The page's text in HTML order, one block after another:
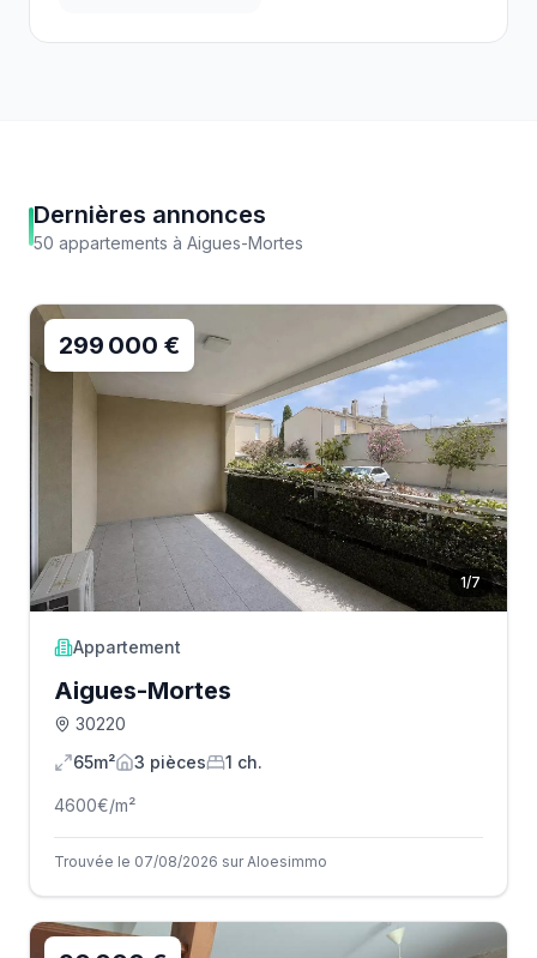
Dernières annonces
50 appartements à Aigues-Mortes
1/7
299 000 €
Appartement
Aigues-Mortes
30220
65m²
3 pièces 1 ch.
4600€/m²
Trouvée le 07/08/2026 sur Aloesimmo